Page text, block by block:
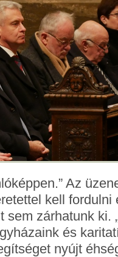
Az
kell fordulni
sem zárhatunk ki.
és
nyújt